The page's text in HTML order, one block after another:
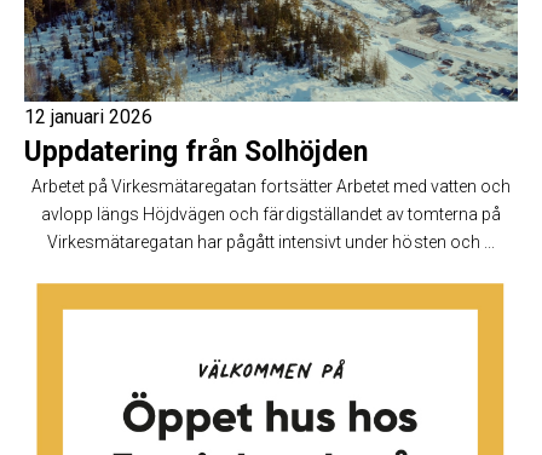
12 januari 2026
Uppdatering från Solhöjden
Arbetet på Virkesmätaregatan fortsätter Arbetet med vatten och
avlopp längs Höjdvägen och färdigställandet av tomterna på
Virkesmätaregatan har pågått intensivt under hösten och ...